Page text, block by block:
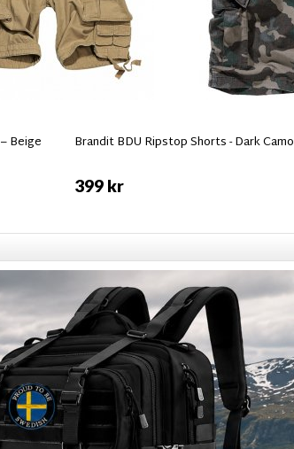
Beige Brandit BDU Ripstop Shorts - Dark Camo
399 kr